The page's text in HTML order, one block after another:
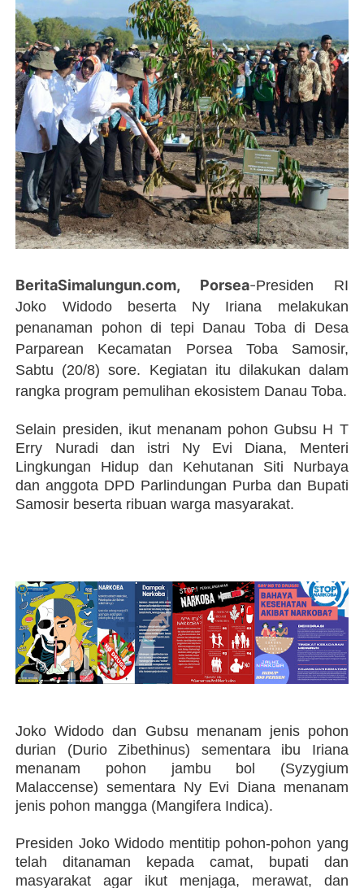
BeritaSimalungun.com, Porsea-Presiden RI
Joko Widodo beserta Ny Iriana melakukan
penanaman pohon di tepi Danau Toba di Desa
Parparean Kecamatan Porsea Toba Samosir,
Sabtu (20/8) sore. Kegiatan itu dilakukan dalam
rangka program pemulihan ekosistem Danau Toba.
Selain presiden, ikut menanam pohon Gubsu H T
Erry Nuradi dan istri Ny Evi Diana, Menteri
Lingkungan Hidup dan Kehutanan Siti Nurbaya
dan anggota DPD Parlindungan Purba dan Bupati
Samosir beserta ribuan warga masyarakat.
Joko Widodo dan Gubsu menanam jenis pohon
durian (Durio Zibethinus) sementara ibu Iriana
menanam pohon jambu bol (Syzygium
Malaccense) sementara Ny Evi Diana menanam
jenis pohon mangga (Mangifera Indica).
Presiden Joko Widodo mentitip pohon-pohon yang
telah ditanaman kepada camat, bupati dan
masyarakat agar ikut menjaga, merawat, dan